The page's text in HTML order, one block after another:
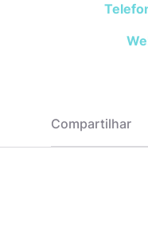
Compartilhar